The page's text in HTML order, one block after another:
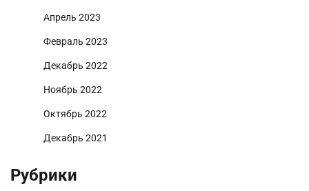
Апрель 2023
Февраль 2023
Декабрь 2022
Ноябрь 2022
Октябрь 2022
Декабрь 2021
Рубрики